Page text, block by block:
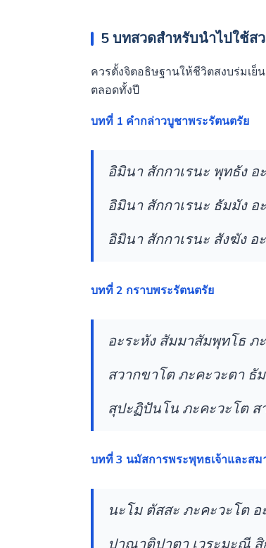
5 บทสวดสำหรับนำไปใช้ส
ควรตั้งจิตอธิษฐานให้ชีวิตสงบร่มเย็
ตลอดทั้งปี
บทที่ 1 คำกล่าวบูชาพระรัตนตรัย
อิมินา สักกาเรนะ พุทธัง
อิมินา สักกาเรนะ ธัมมัง
อิมินา สักกาเรนะ สังฆัง อ
บทที่ 2 กราบพระรัตนตรัย
อะระหัง สัมมาสัมพุทโธ ภ
สวากขาโต ภะคะวะตา ธั
สุปะฏิปันโน ภะคะวะโต ส
บทที่ 3 นมัสการพระพุทธเจ้าและส
นะโม ตัสสะ ภะคะวะโต
ปาณาติปาตา เวระมะณี